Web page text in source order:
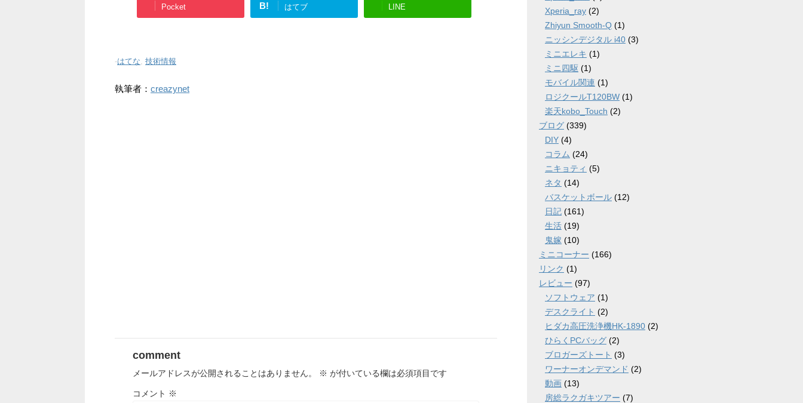
Pocket B! はてブ LINE
-はてな, 技術情報
執筆者： creazynet
comment
メールアドレスが公開されることはありません。 ※ が付いている欄は必須項目です
コメント ※
Xperia_ray (2)
Zhiyun Smooth-Q (1)
ニッシンデジタル i40 (3)
ミニエレキ (1)
ミニ四駆 (1)
モバイル関連 (1)
ロジクールT120BW (1)
楽天kobo_Touch (2)
ブログ (339)
DIY (4)
コラム (24)
ニキョティ (5)
ネタ (14)
バスケットボール (12)
日記 (161)
生活 (19)
鬼嫁 (10)
ミニコーナー (166)
リンク (1)
レビュー (97)
ソフトウェア (1)
デスクライト (2)
ヒダカ高圧洗浄機HK-1890 (2)
ひらくPCバッグ (2)
ブロガーズトート (3)
ワーナーオンデマンド (2)
動画 (13)
房総ラクガキツアー (7)